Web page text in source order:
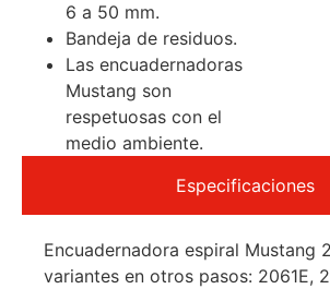
6 a 50 mm.
Bandeja de residuos.
Las encuadernadoras
Mustang son
respetuosas con el
medio ambiente.
Especificaciones
Encuadernadora espiral Mustang
variantes en otros pasos: 2061E,